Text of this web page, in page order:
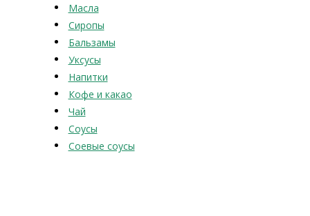
Масла
Сиропы
Бальзамы
Уксусы
Напитки
Кофе и какао
Чай
Соусы
Соевые соусы